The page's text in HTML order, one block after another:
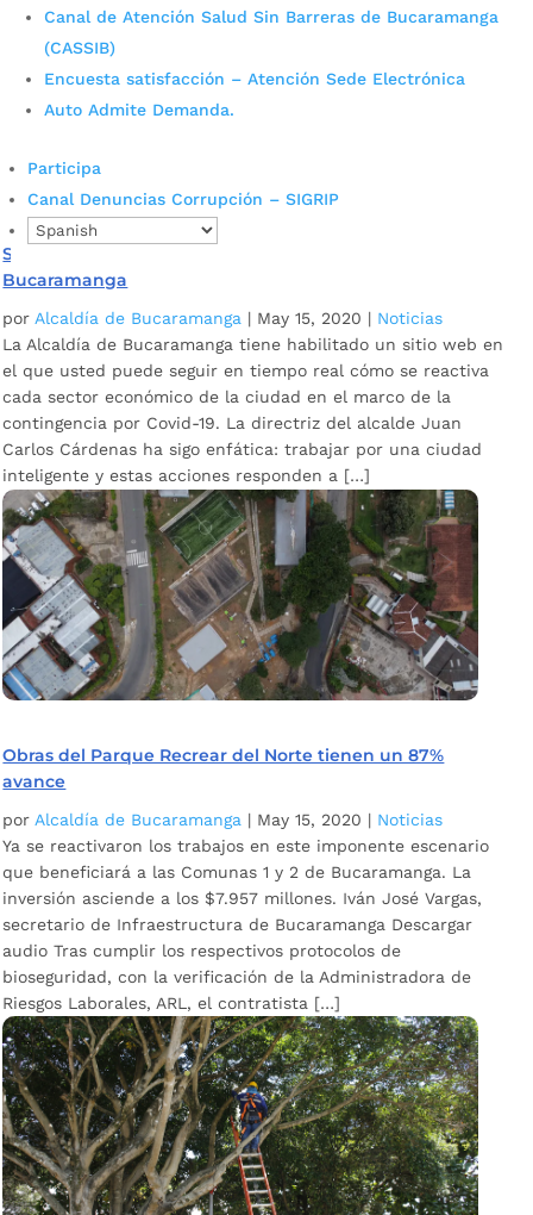
Canal de Atención Salud Sin Barreras de Bucaramanga
(CASSIB)
Encuesta satisfacción – Atención Sede Electrónica
Auto Admite Demanda.
Participa
Canal Denuncias Corrupción – SIGRIP
Sígale el paso a la reactivación económica en
Bucaramanga
porAlcaldía de Bucaramanga | May 15, 2020 | Noticias
La Alcaldía de Bucaramanga tiene habilitado un sitio web en
el que usted puede seguir en tiempo real cómo se reactiva
cada sector económico de la ciudad en el marco de la
contingencia por Covid-19. La directriz del alcalde Juan
Carlos Cárdenas ha sigo enfática: trabajar por una ciudad
inteligente y estas acciones responden a […]
Obras del Parque Recrear del Norte tienen un 87%
avance
por Alcaldía de Bucaramanga | May 15, 2020 | Noticias
Ya se reactivaron los trabajos en este imponente escenario
que beneficiará a las Comunas 1 y 2 de Bucaramanga. La
inversión asciende a los $7.957 millones. Iván José Vargas,
secretario de Infraestructura de Bucaramanga Descargar
audio Tras cumplir los respectivos protocolos de
bioseguridad, con la verificación de la Administradora de
Riesgos Laborales, ARL, el contratista […]